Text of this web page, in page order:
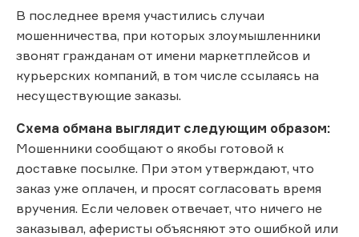
В последнее время участились случаи
мошенничества, при которых злоумышленники
звонят гражданам от имени маркетплейсов и
курьерских компаний, в том числе ссылаясь на
несуществующие заказы.
Схема обмана выглядит следующим образом:
Мошенники сообщают о якобы готовой к
доставке посылке. При этом утверждают, что
заказ уже оплачен, и просят согласовать время
вручения. Если человек отвечает, что ничего не
заказывал, аферисты объясняют это ошибкой или